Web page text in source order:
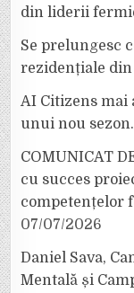
din liderii
Se prelungesc
rezidențiale
AI Citizens mai
unui nou sezon.
COMUNICAT
cu succes
competențelor
07/07/2026
Daniel Sava,
Mentală și